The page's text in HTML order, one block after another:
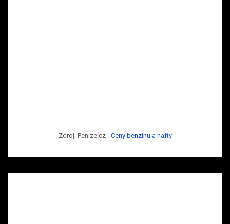
Zdroj: Peníze.cz - Ceny benzínu a nafty